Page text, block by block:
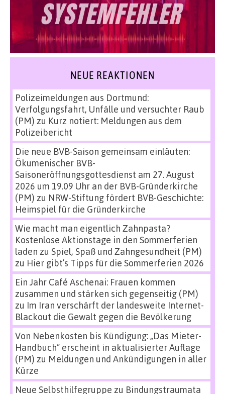
NEUE REAKTIONEN
Polizeimeldungen aus Dortmund:
Verfolgungsfahrt, Unfälle und versuchter Raub
(PM) zu Kurz notiert: Meldungen aus dem
Polizeibericht
Die neue BVB-Saison gemeinsam einläuten:
Ökumenischer BVB-
Saisoneröffnungsgottesdienst am 27. August
2026 um 19.09 Uhr an der BVB-Gründerkirche
(PM) zu NRW-Stiftung fördert BVB-Geschichte:
Heimspiel für die Gründerkirche
Wie macht man eigentlich Zahnpasta?
Kostenlose Aktionstage in den Sommerferien
laden zu Spiel, Spaß und Zahngesundheit (PM)
zu Hier gibt’s Tipps für die Sommerferien 2026
Ein Jahr Café Aschenai: Frauen kommen
zusammen und stärken sich gegenseitig (PM)
zu Im Iran verschärft der landesweite Internet-
Blackout die Gewalt gegen die Bevölkerung
Von Nebenkosten bis Kündigung: „Das Mieter-
Handbuch“ erscheint in aktualisierter Auflage
(PM) zu Meldungen und Ankündigungen in aller
Kürze
Neue Selbsthilfegruppe zu Bindungstraumata